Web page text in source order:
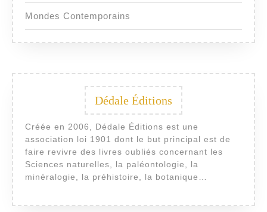
Mondes Contemporains
Dédale Éditions
Créée en 2006, Dédale Éditions est une
association loi 1901 dont le but principal est de
faire revivre des livres oubliés concernant les
Sciences naturelles, la paléontologie, la
minéralogie, la préhistoire, la botanique…